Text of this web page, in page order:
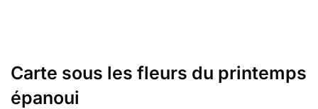
Carte sous les fleurs du printemps
épanoui